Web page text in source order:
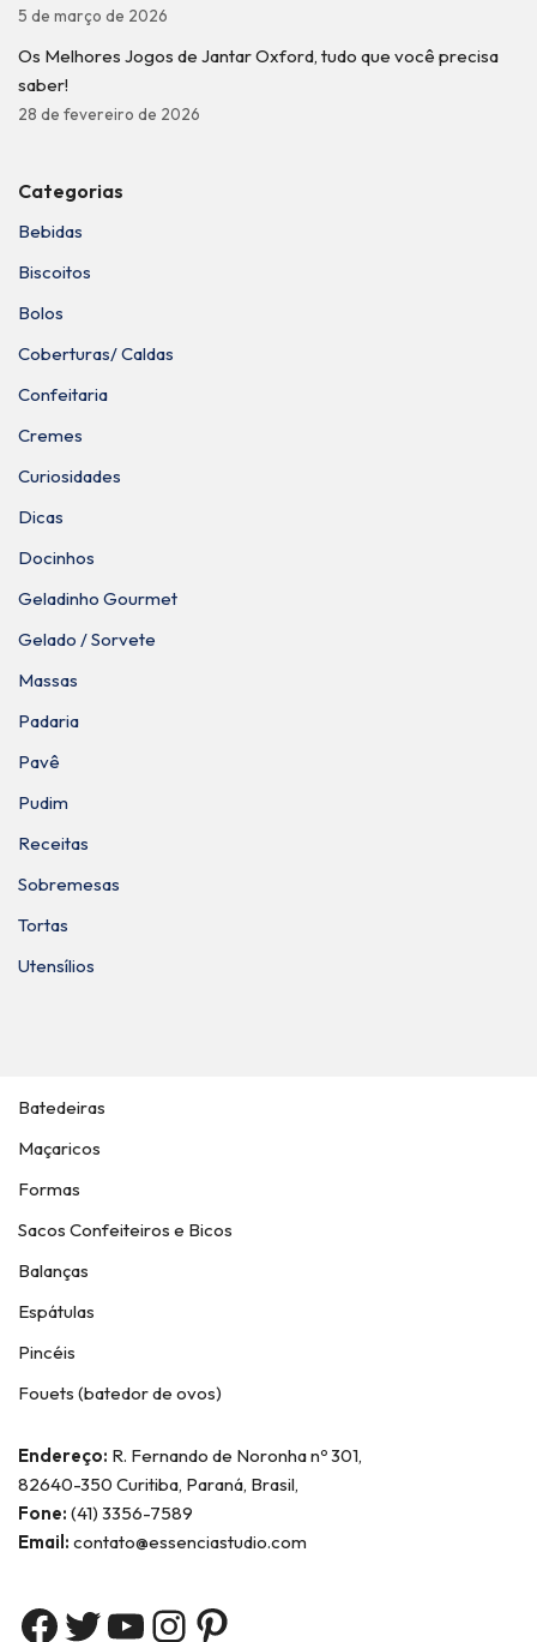
5 de março de 2026
Os Melhores Jogos de Jantar Oxford, tudo que você precisa
saber!
28 de fevereiro de 2026
Categorias
Bebidas
Biscoitos
Bolos
Coberturas/ Caldas
Confeitaria
Cremes
Curiosidades
Dicas
Docinhos
Geladinho Gourmet
Gelado / Sorvete
Massas
Padaria
Pavê
Pudim
Receitas
Sobremesas
Tortas
Utensílios
Batedeiras
Maçaricos
Formas
Sacos Confeiteiros e Bicos
Balanças
Espátulas
Pincéis
Fouets (batedor de ovos)
Endereço: R. Fernando de Noronha nº 301,
82640-350 Curitiba, Paraná, Brasil,
Fone: (41) 3356-7589
Email: contato@essenciastudio.com